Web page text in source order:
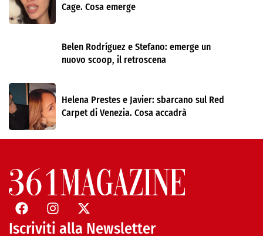
Cage. Cosa emerge
Belen Rodríguez e Stefano: emerge un
nuovo scoop, il retroscena
Helena Prestes e Javier: sbarcano sul Red
Carpet di Venezia. Cosa accadrà
Iscriviti alla Newsletter